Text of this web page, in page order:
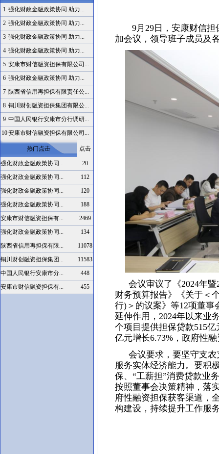
1 强化财政金融政策协同 助力...
2 强化财政金融政策协同 助力...
3 强化财政金融政策协同 助力...
4 强化财政金融政策协同 助力...
5 安康市财信融资担保有限公司...
6 强化财政金融政策协同 助力...
7 陕西省信用再担保有限责任公...
8 铜川财创融资担保集团有限公...
9 中国人民银行安康市分行调研...
10安康市财信融资担保有限公司...
热门点击 点击
强化财政金融政策协同...
20
强化财政金融政策协同...
112
强化财政金融政策协同...
120
强化财政金融政策协同...
188
安康市财信融资担保有...
2469
强化财政金融政策协同...
134
陕西省信用再担保有限...
11078
铜川财创融资担保集团...
11583
中国人民银行安康市分...
448
安康市财信融资担保有...
455
9月29日，安康财信担
加会议，领导班子成员及
会议审议了《2024年暨
财务预算报告》《关于＜
行)＞的议案》等12项董
延伸作用，2024年以来业
个项目提供担保贷款515
亿元增长6.73%，政府性
会议要求，要坚守支农
服务实体经济能力。要积
保、“工薪担”消费贷款业
按照董事会决策精神，落
府性融资担保获客渠道，
构建设，持续提升工作服